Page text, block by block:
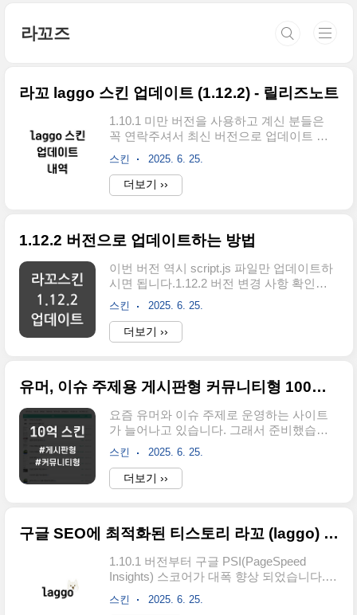
라꼬즈
라꼬 laggo 스킨 업데이트 (1.12.2) - 릴리즈노트
1.10.1 미만 버전을 사용하고 계신 분들은
꼭 연락주셔서 최신 버전으로 업데이트 하
세요!업데이트 내역 구글 SEO에 최적화된
티스토리 라꼬 (laggo) 스킨 출시처음으로
티스토리 블로그 스킨을 출시하게 되었습니
다. 이 스킨을 출시하기 위해 구글 SEO 공
한 휘핏의laggoz.com전반적으로 스타일 위
버전을 사용하고 계신 분들은 꼭 1.12.0 버
전으로 새로 받으실 필요없습니다.카카오에
서 무엇을 건드렸는지는 모르겠지만 최근
갤럭시 폰에서 폰트가 제대로 보이지 않는
문제가 보고되고 있습니다. 계속 구버전 사
스킨 2025. 6. 25.
더보기 ››
1.12.2 버전으로 업데이트하는 방법
이번 버전 역시 script.js 파일만 업데이트하
시면 됩니다.1.12.2 버전 변경 사항 확인하
기1. 스킨편집 - 파일업로드해당 경로에서
기존 script.js 파일 삭제2. 아래 파일을 다운
로드3. 압축해제 후 script.js 파일 업로드zip
파일 그대로 업로드 하지마세요!! 꼭 압축 푼
능이 제대로 작동하지 않는 경우가 있습니
이동하여 아래 이미지 따라서 진행해주세
요.스페이스 한 두칸을 추가 또는 제거하시
면 우측 상단에 적용 버튼이 활성화 될 것입
니다. 적용버튼 누르면 완료됩니다. 스킨에
영향주지 않는 선에서 개행을 하든 공백을
스킨 2025. 6. 25.
더보기 ››
유머, 이슈 주제용 게시판형 커뮤니티형 100억 스킨 출시
요즘 유머와 이슈 주제로 운영하는 사이트
가 늘어나고 있습니다. 그래서 준비했습니
다. 티스토리에서도 커뮤니티에 많이 사용
되는 게시판 형태로 사용할 수 있도록 100억
스킨을 출시했습니다.게시판형 100억 스킨
이 스킨의 특징을 한번 살펴볼게요. 본문에
ten.comnewb.com가격 : 13,000원구매처 :
데모10억 스킨의 데모 사이트입니
다.ten.comnewb.com스킨 특징큰 틀에서 4
가지 정도만 뽑아 보자면,* 비용 방면타 커
스킨 2025. 6. 25.
더보기 ››
구글 SEO에 최적화된 티스토리 라꼬 (laggo) 스킨 출시
1.10.1 버전부터 구글 PSI(PageSpeed
Insights) 스코어가 대폭 향상 되었습니다.
기존 버전 구매자는 구매 이력과 함께 페이
지 하단 카카오톡 공식 채널로 연락바랍니
스킨 2025. 6. 25.